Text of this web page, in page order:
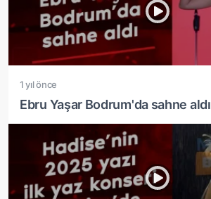
1 yıl önce
Ebru Yaşar Bodrum'da sahne aldı